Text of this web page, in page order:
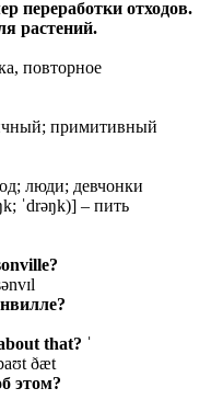
переработки отходов.
растений.
повторное
примитивный
люди; девчонки
ˈdrəŋk)] – пить
that? ˈ
ðæt
этом?